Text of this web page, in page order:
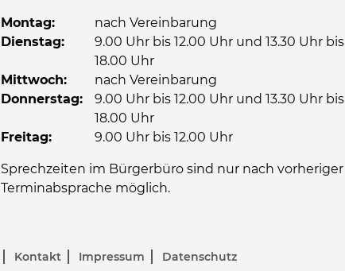
Montag:
nach Vereinbarung
Dienstag:
9.00 Uhr bis 12.00 Uhr und 13.30 Uhr bis
18.00 Uhr
Mittwoch:
nach Vereinbarung
Donnerstag: 9.00 Uhr bis 12.00 Uhr und 13.30 Uhr bis
18.00 Uhr
Freitag:
9.00 Uhr bis 12.00 Uhr
Sprechzeiten im Bürgerbüro sind nur nach vorheriger
Terminabsprache möglich.
Kontakt Impressum Datenschutz